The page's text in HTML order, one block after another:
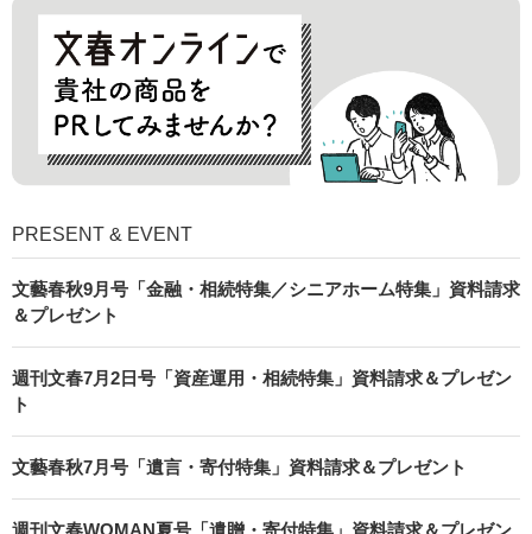
PRESENT & EVENT
文藝春秋9月号「金融・相続特集／シニアホーム特集」資料請求
＆プレゼント
週刊文春7月2日号「資産運用・相続特集」資料請求＆プレゼン
ト
文藝春秋7月号「遺言・寄付特集」資料請求＆プレゼント